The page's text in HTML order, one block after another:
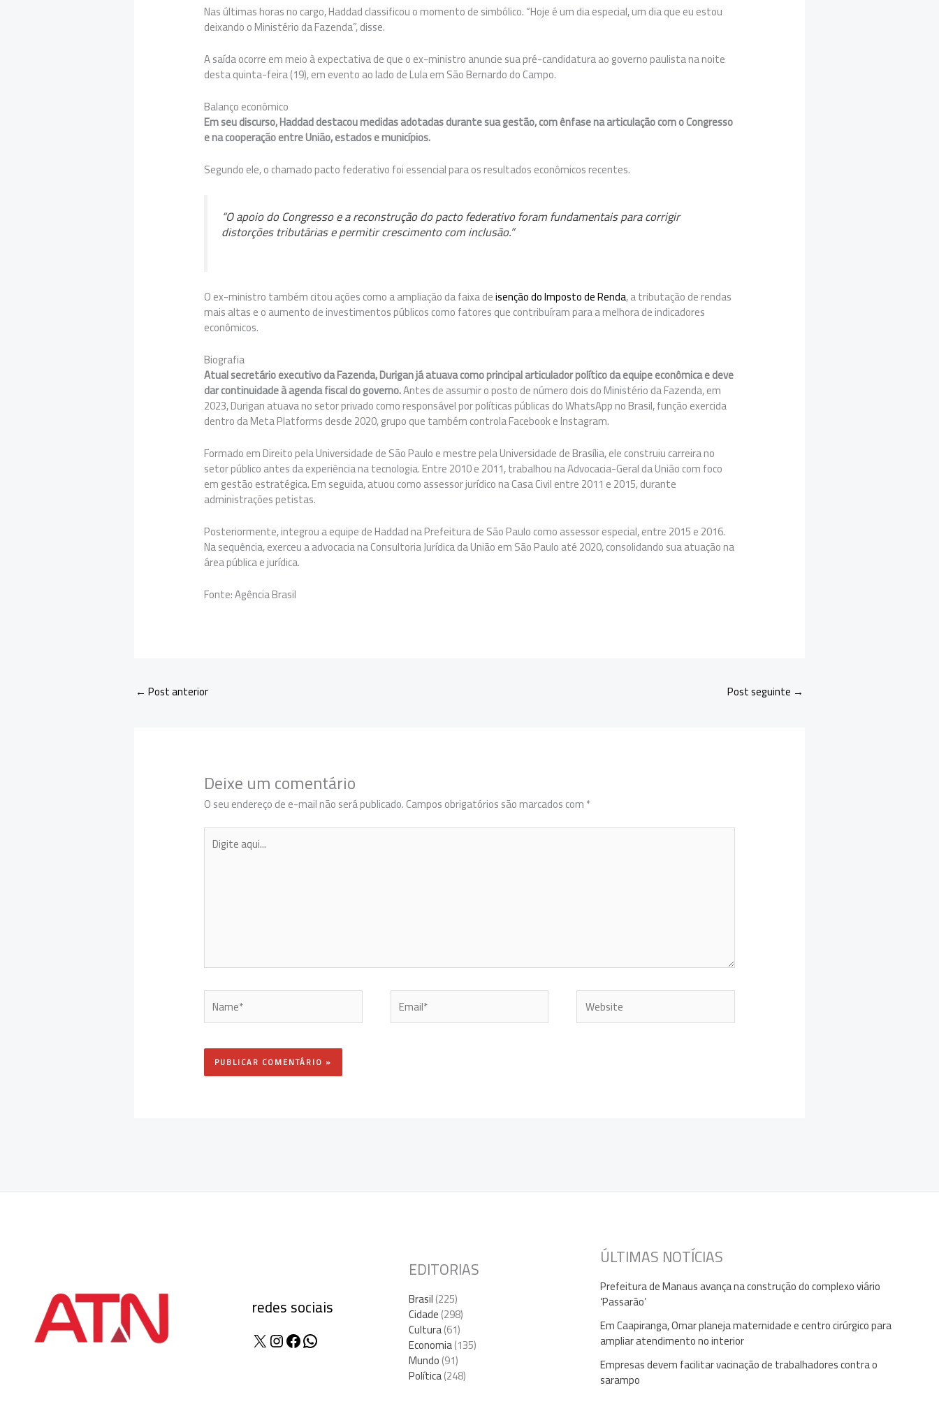
Nas últimas horas no cargo, Haddad classificou o momento de simbólico. “Hoje é um dia especial, um dia que eu estou
deixando o Ministério da Fazenda”, disse.
A saída ocorre em meio à expectativa de que o ex-ministro anuncie sua pré-candidatura ao governo paulista na noite
desta quinta-feira (19), em evento ao lado de Lula em São Bernardo do Campo.
Balanço econômico
Em seu discurso, Haddad destacou medidas adotadas durante sua gestão, com ênfase na articulação com o Congresso
e na cooperação entre União, estados e municípios.
Segundo ele, o chamado pacto federativo foi essencial para os resultados econômicos recentes.
“O apoio do Congresso e a reconstrução do pacto federativo foram fundamentais para corrigir
distorções tributárias e permitir crescimento com inclusão.”
O ex-ministro também citou ações como a ampliação da faixa deisenção do Imposto de Renda, a tributação de rendas
mais altas e o aumento de investimentos públicos como fatores que contribuíram para a melhora de indicadores
econômicos.
Biografia
Atual secretário executivo da Fazenda, Durigan já atuava como principal articulador político da equipe econômica e deve
dar continuidade à agenda fiscal do governo.Antes de assumir o posto de número dois do Ministério da Fazenda, em
2023, Durigan atuava no setor privado como responsável por políticas públicas do WhatsApp no Brasil, função exercida
dentro da Meta Platforms desde 2020, grupo que também controla Facebook e Instagram.
Formado em Direito pela Universidade de São Paulo e mestre pela Universidade de Brasília, ele construiu carreira no
setor público antes da experiência na tecnologia. Entre 2010 e 2011, trabalhou na Advocacia-Geral da União com foco
em gestão estratégica. Em seguida, atuou como assessor jurídico na Casa Civil entre 2011 e 2015, durante
administrações petistas.
Posteriormente, integrou a equipe de Haddad na Prefeitura de São Paulo como assessor especial, entre 2015 e 2016.
Na sequência, exerceu a advocacia na Consultoria Jurídica da União em São Paulo até 2020, consolidando sua atuação na
área pública e jurídica.
Fonte: Agência Brasil
← Post anterior Post seguinte →
Deixe um comentário
O seu endereço de e-mail não será publicado.Campos obrigatórios são marcados com*
Digite
aqui...
Name* Email* Website
redes sociais
X Instagram
Facebook
WhatsApp
EDITORIAS
Brasil(225)
Cidade(298)
Cultura(61)
Economia(135)
Mundo(91)
Política(248)
ÚLTIMAS NOTÍCIAS
Prefeitura de Manaus avança na construção do complexo viário
‘Passarão’
Em Caapiranga, Omar planeja maternidade e centro cirúrgico para
ampliar atendimento no interior
Empresas devem facilitar vacinação de trabalhadores contra o
sarampo